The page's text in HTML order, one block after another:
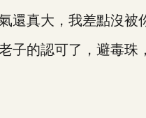
真大，我差點沒被
的認可了，避毒珠